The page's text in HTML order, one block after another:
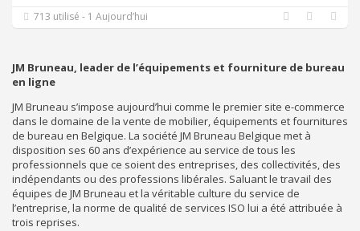
713 utilisé - 1 Aujourd’hui
JM Bruneau, leader de l’équipements et fourniture de bureau
en ligne
JM Bruneau s’impose aujourd’hui comme le premier site e-commerce
dans le domaine de la vente de mobilier, équipements et fournitures
de bureau en Belgique. La société JM Bruneau Belgique met à
disposition ses 60 ans d’expérience au service de tous les
professionnels que ce soient des entreprises, des collectivités, des
indépendants ou des professions libérales. Saluant le travail des
équipes de JM Bruneau et la véritable culture du service de
l’entreprise, la norme de qualité de services ISO lui a été attribuée à
trois reprises.